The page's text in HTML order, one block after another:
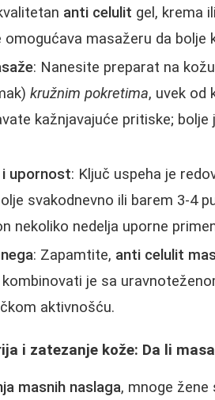
anti celulit gel, krema
omogućava masažeru da
: Nanesite preparat na
kružnim pokretima, uvek od
kažnjavajuće pritiske;
upornost: Ključ uspeha je
svakodnevno ili barem 3-4
nekoliko nedelja uporne
: Zapamtite, anti celulit
je sa
aktivnošću.
i zatezanje kože: Da li
masnih naslaga, mnoge žene